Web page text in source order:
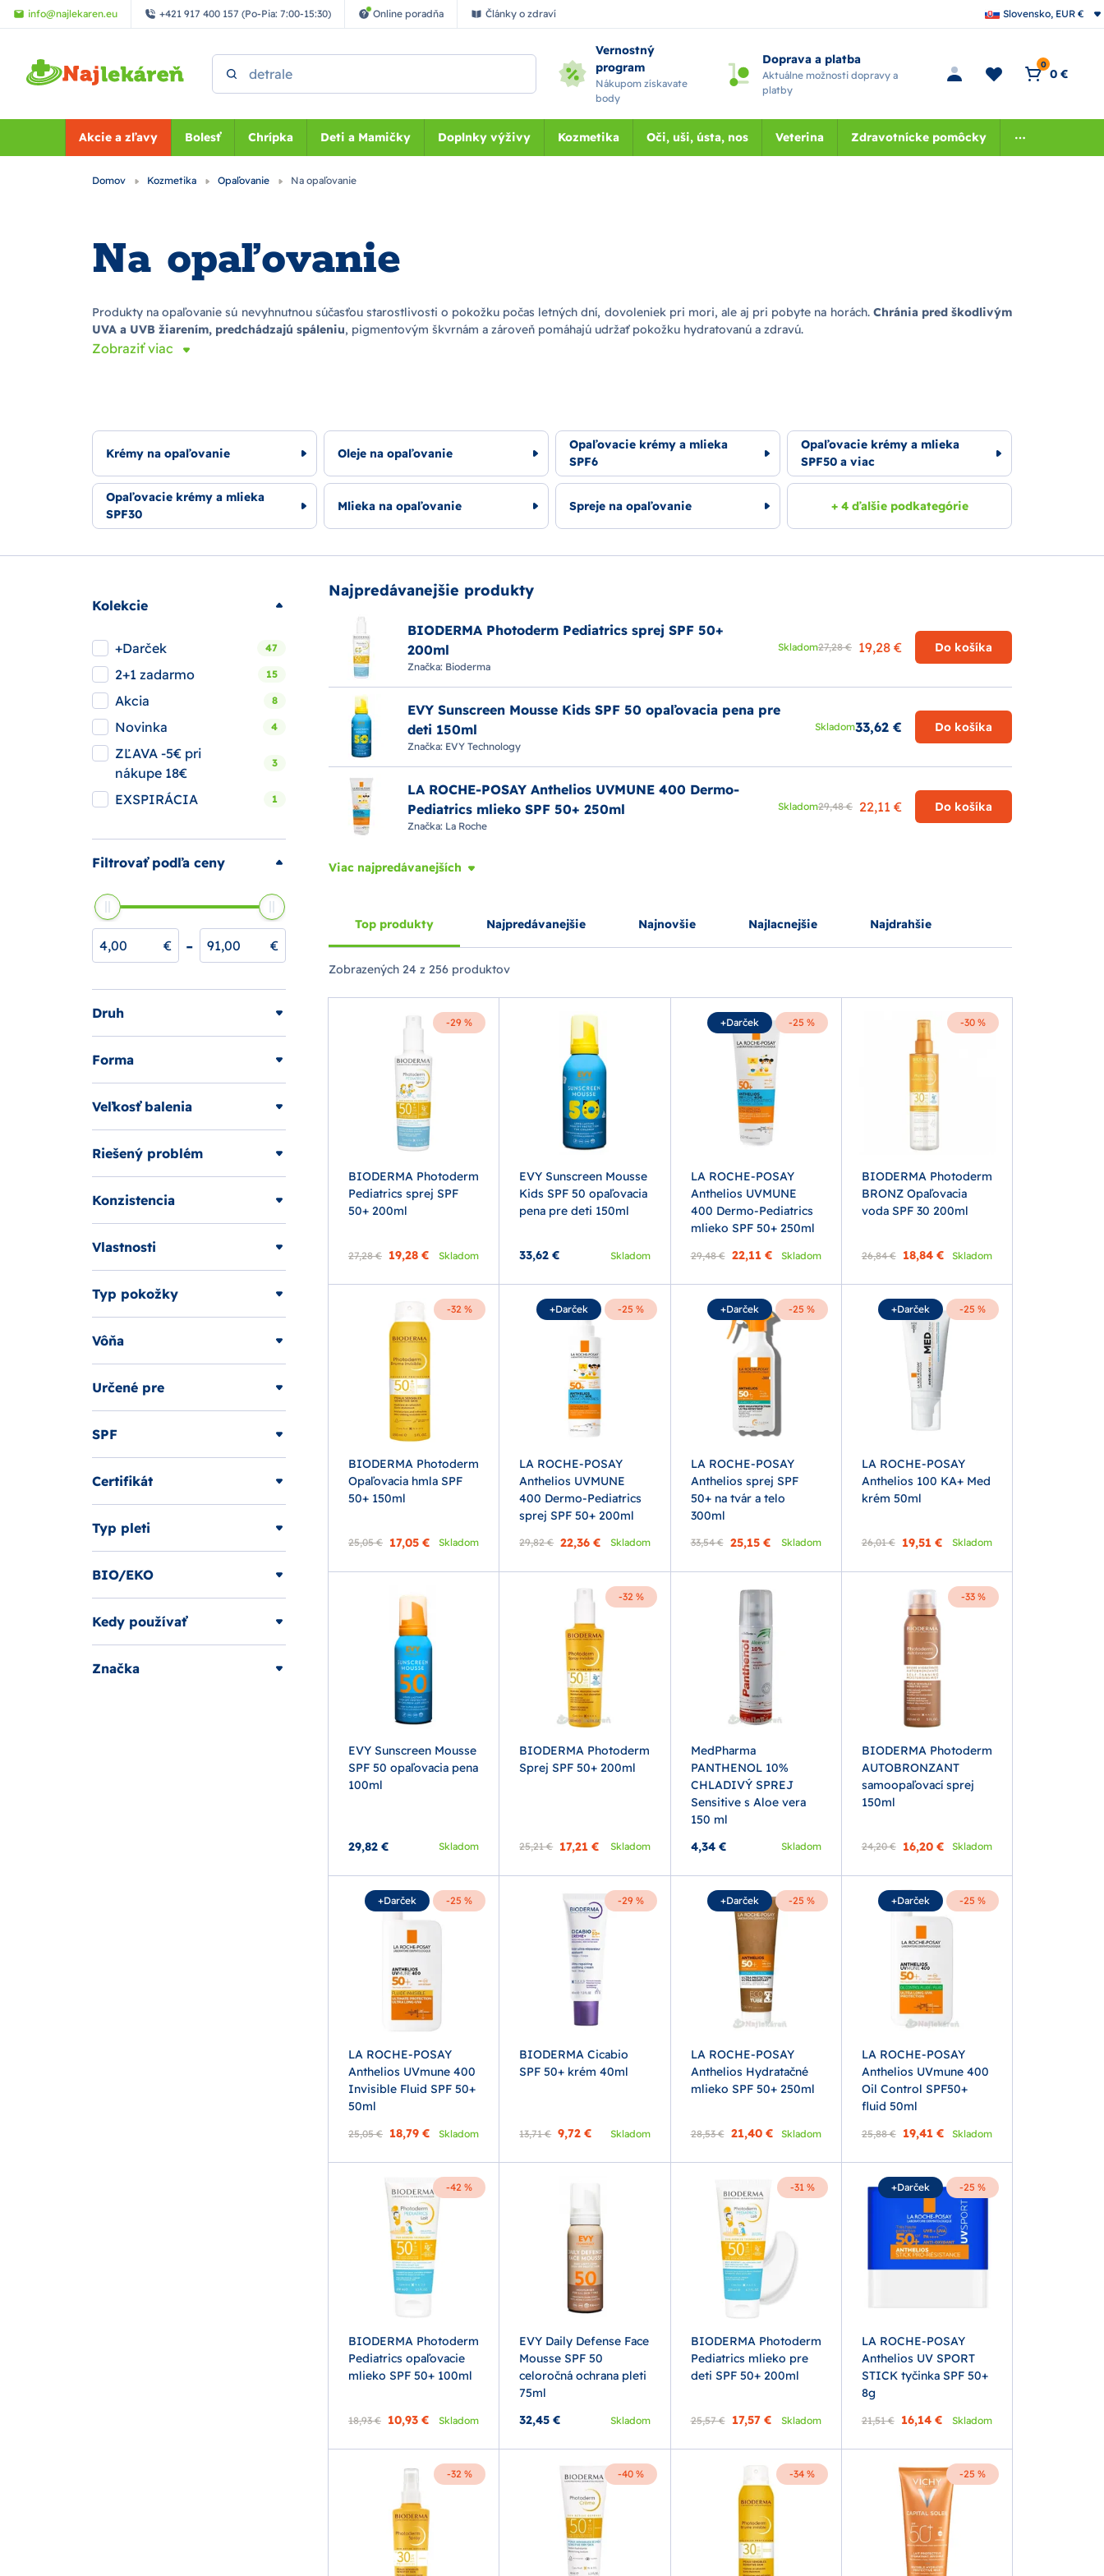
Preskočiť na hlavný obsah
info@najlekaren.eu +421 917 400 157 (Po-Pia: 7:00-15:30) Online poradňa Články o zdraví Slovensko, EUR €
Vernostný
program
Nákupom získavate
body
Doprava a platba
Aktuálne možnosti dopravy a
platby
0
0 €
Akcie a zľavy Bolesť Chrípka Deti a Mamičky Doplnky výživy Kozmetika Oči, uši, ústa, nos Veterina Zdravotnícke pomôcky
Domov Kozmetika Opaľovanie Na opaľovanie
Na opaľovanie
Produkty na opaľovanie sú nevyhnutnou súčasťou starostlivosti o pokožku počas letných dní, dovoleniek pri mori, ale aj pri pobyte na horách. Chránia pred škodlivým
UVA a UVB žiarením, predchádzajú spáleniu, pigmentovým škvrnám a zároveň pomáhajú udržať pokožku hydratovanú a zdravú.
Zobraziť viac
Krémy na opaľovanie Oleje na opaľovanie
Opaľovacie krémy a mlieka
SPF6
Opaľovacie krémy a mlieka
SPF50 a viac
Opaľovacie krémy a mlieka
SPF30
Mlieka na opaľovanie Spreje na opaľovanie + 4 ďalšie podkategórie
Kolekcie
+Darček 47
2+1 zadarmo 15
Akcia 8
Novinka 4
ZĽAVA -5€ pri
nákupe 18€
3
EXSPIRÁCIA 1
Filtrovať podľa ceny
€ - €
Druh
Forma
Veľkosť balenia
Riešený problém
Konzistencia
Vlastnosti
Typ pokožky
Vôňa
Určené pre
SPF
Certifikát
Typ pleti
BIO/EKO
Kedy používať
Značka
Najpredávanejšie produkty
BIODERMA Photoderm Pediatrics sprej SPF 50+
200ml
Značka: Bioderma
Skladom27,28 € 19,28 € Do košíka
EVY Sunscreen Mousse Kids SPF 50 opaľovacia pena pre
deti 150ml
Značka: EVY Technology
Skladom33,62 € Do košíka
LA ROCHE-POSAY Anthelios UVMUNE 400 Dermo-
Pediatrics mlieko SPF 50+ 250ml
Značka: La Roche
Skladom29,48 € 22,11 € Do košíka
Viac najpredávanejších
Top produkty Najpredávanejšie Najnovšie Najlacnejšie Najdrahšie
Zobrazených 24 z 256 produktov
-29 %
BIODERMA Photoderm
Pediatrics sprej SPF
50+ 200ml
27,28 € 19,28 € Skladom
EVY Sunscreen Mousse
Kids SPF 50 opaľovacia
pena pre deti 150ml
33,62 € Skladom
+Darček -25 %
LA ROCHE-POSAY
Anthelios UVMUNE
400 Dermo-Pediatrics
mlieko SPF 50+ 250ml
29,48 € 22,11 € Skladom
-30 %
BIODERMA Photoderm
BRONZ Opaľovacia
voda SPF 30 200ml
26,84 € 18,84 € Skladom
-32 %
BIODERMA Photoderm
Opaľovacia hmla SPF
50+ 150ml
25,05 € 17,05 € Skladom
+Darček -25 %
LA ROCHE-POSAY
Anthelios UVMUNE
400 Dermo-Pediatrics
sprej SPF 50+ 200ml
29,82 € 22,36 € Skladom
+Darček -25 %
LA ROCHE-POSAY
Anthelios sprej SPF
50+ na tvár a telo
300ml
33,54 € 25,15 € Skladom
+Darček -25 %
LA ROCHE-POSAY
Anthelios 100 KA+ Med
krém 50ml
26,01 € 19,51 € Skladom
EVY Sunscreen Mousse
SPF 50 opaľovacia pena
100ml
29,82 € Skladom
-32 %
BIODERMA Photoderm
Sprej SPF 50+ 200ml
25,21 € 17,21 € Skladom
MedPharma
PANTHENOL 10%
CHLADIVÝ SPREJ
Sensitive s Aloe vera
150 ml
4,34 €
Skladom
-33 %
BIODERMA Photoderm
AUTOBRONZANT
samoopaľovací sprej
150ml
24,20 € 16,20 € Skladom
+Darček -25 %
LA ROCHE-POSAY
Anthelios UVmune 400
Invisible Fluid SPF 50+
50ml
25,05 € 18,79 € Skladom
-29 %
BIODERMA Cicabio
SPF 50+ krém 40ml
13,71 € 9,72 € Skladom
+Darček -25 %
LA ROCHE-POSAY
Anthelios Hydratačné
mlieko SPF 50+ 250ml
28,53 € 21,40 € Skladom
+Darček -25 %
LA ROCHE-POSAY
Anthelios UVmune 400
Oil Control SPF50+
fluid 50ml
25,88 € 19,41 € Skladom
-42 %
BIODERMA Photoderm
Pediatrics opaľovacie
mlieko SPF 50+ 100ml
18,93 € 10,93 € Skladom
EVY Daily Defense Face
Mousse SPF 50
celoročná ochrana pleti
75ml
32,45 €
Skladom
-31 %
BIODERMA Photoderm
Pediatrics mlieko pre
deti SPF 50+ 200ml
25,57 € 17,57 € Skladom
+Darček -25 %
LA ROCHE-POSAY
Anthelios UV SPORT
STICK tyčinka SPF 50+
8g
21,51 € 16,14 € Skladom
-32 % -40 % -34 % -25 %